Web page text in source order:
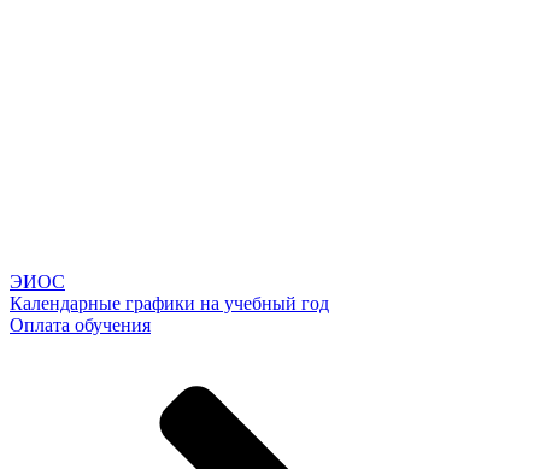
ЭИОС
Календарные графики на учебный год
Оплата обучения